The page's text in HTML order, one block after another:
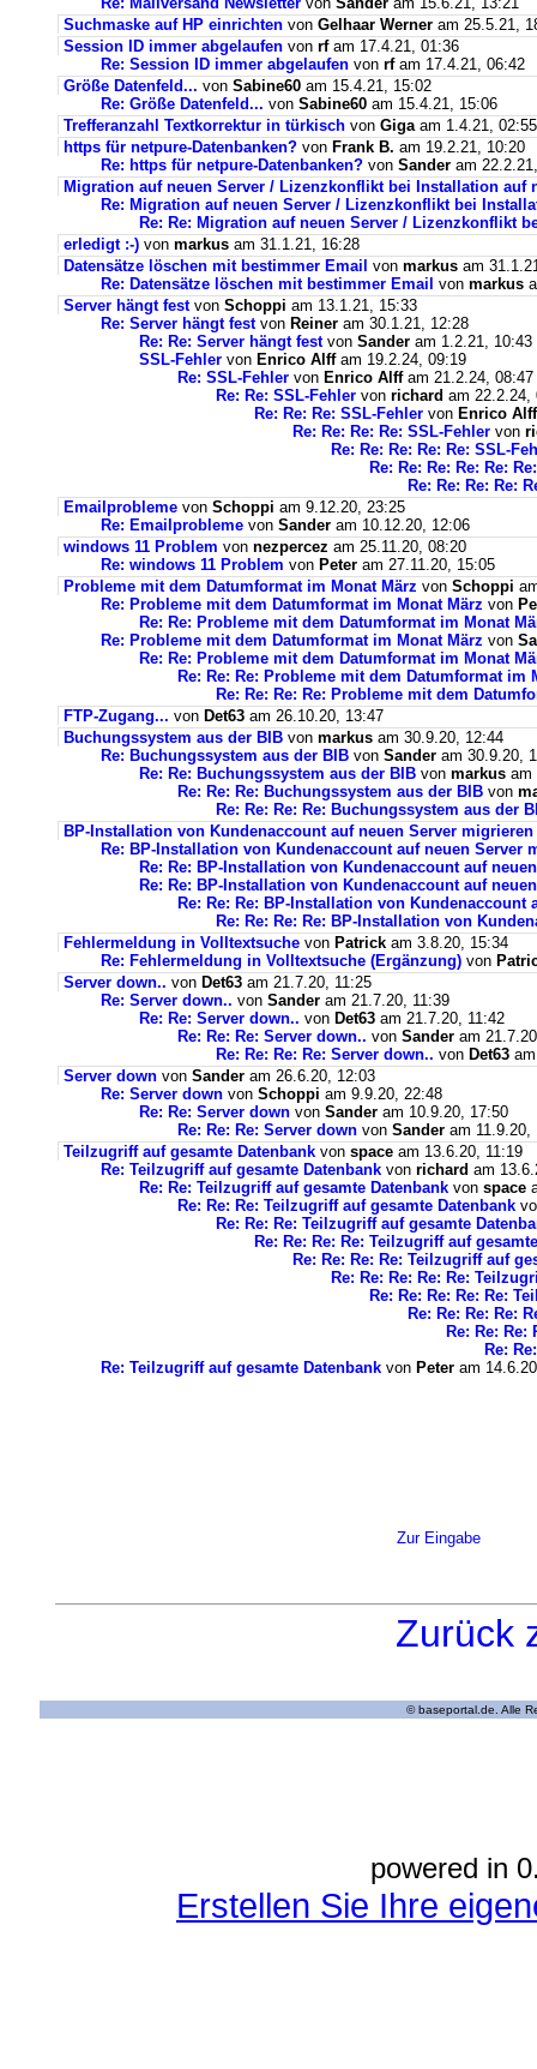
Suchmaske auf HP einrichten von Gelhaar Werner am 25.5.21,
Session ID immer abgelaufen von rfam 17.4.21, 01:36
Re: Session ID immer abgelaufen von rfam 17.4.21, 06:42
Größe Datenfeld... von Sabine60 am 15.4.21, 15:02
Re: Größe Datenfeld... von Sabine60 am 15.4.21, 15:06
Trefferanzahl Textkorrektur in türkisch von Gigaam 1.4.21, 02:55
https für netpure-Datenbanken? von Frank B. am 19.2.21, 10:20
Re: https für netpure-Datenbanken? von Sander am
Migration auf neuen Server / Lizenzkonflikt bei Installation auf
Re: Migration auf neuen Server / Lizenzkonflikt bei
Re: Re: Migration auf neuen Server / Lizenzkonflikt
erledigt :-) von markus am 31.1.21, 16:28
Datensätze löschen mit bestimmer Email von markus am
Re: Datensätze löschen mit bestimmer Email von markus
Server hängt festvon Schoppi am 13.1.21, 15:33
Re: Server hängt festvon Reiner am 30.1.21, 12:28
Re: Re: Server hängt festvon Sander am 1.2.21, 10:43
SSL-Fehler von Enrico Alffam 19.2.24, 09:19
Re: SSL-Fehler von Enrico Alffam 21.2.24, 08:47
Re: Re: SSL-Fehler von richard am 22.2.24,
Re: Re: Re: SSL-Fehler von Enrico Alff
Re: Re: Re: Re: SSL-Fehler von
Re: Re: Re: Re: Re: SSL-
Re: Re: Re: Re: Re:
Re: Re: Re: Re:
Emailprobleme von Schoppi am 9.12.20, 23:25
Re: Emailprobleme von Sander am 10.12.20, 12:06
windows 11 Problem von nezpercez am 25.11.20, 08:20
Re: windows 11 Problem von Peter am 27.11.20, 15:05
Probleme mit dem Datumformat im Monat März von Schoppi
Re: Probleme mit dem Datumformat im Monat März von
Re: Re: Probleme mit dem Datumformat im Monat
Re: Probleme mit dem Datumformat im Monat März von
Re: Re: Probleme mit dem Datumformat im Monat
Re: Re: Re: Probleme mit dem Datumformat im
Re: Re: Re: Re: Probleme mit dem
FTP-Zugang... von Det63 am 26.10.20, 13:47
Buchungssystem aus der BIB von markus am 30.9.20, 12:44
Re: Buchungssystem aus der BIB von Sander am 30.9.20,
Re: Re: Buchungssystem aus der BIB von markus am
Re: Re: Re: Buchungssystem aus der BIB von
Re: Re: Re: Re: Buchungssystem aus der
BP-Installation von Kundenaccount auf neuen Server migrieren
Re: BP-Installation von Kundenaccount auf neuen Server
Re: Re: BP-Installation von Kundenaccount auf
Re: Re: BP-Installation von Kundenaccount auf
Re: Re: Re: BP-Installation von Kundenaccount
Re: Re: Re: Re: BP-Installation von
Fehlermeldung in Volltextsuche von Patrick am 3.8.20, 15:34
Re: Fehlermeldung in Volltextsuche (Ergänzung) von
Server down.. von Det63 am 21.7.20, 11:25
Re: Server down.. von Sander am 21.7.20, 11:39
Re: Re: Server down.. von Det63 am 21.7.20, 11:42
Re: Re: Re: Server down.. von Sander am
Re: Re: Re: Re: Server down.. von Det63
Server down von Sander am 26.6.20, 12:03
Re: Server down von Schoppi am 9.9.20, 22:48
Re: Re: Server down von Sander am 10.9.20, 17:50
Re: Re: Re: Server down von Sander am 11.9.20,
Teilzugriff auf gesamte Datenbank von space am 13.6.20, 11:19
Re: Teilzugriff auf gesamte Datenbank von richard am
Re: Re: Teilzugriff auf gesamte Datenbank von space
Re: Re: Re: Teilzugriff auf gesamte Datenbank
Re: Re: Re: Teilzugriff auf gesamte
Re: Re: Re: Re: Teilzugriff auf
Re: Re: Re: Re: Teilzugriff auf
Re: Re: Re: Re: Re:
Re: Re: Re: Re: Re:
Re: Re: Re: Re:
Re: Re: Re:
Re:
Re: Teilzugriff auf gesamte Datenbank von Peter am
Zur Eingabe
Zurück
© baseportal.de. Alle
powered in
Erstellen Sie Ihre